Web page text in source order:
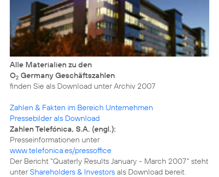
Alle Materialien zu den
O2 Germany Geschäftszahlen
finden Sie als Download unterArchiv 2007
Zahlen & Fakten im Bereich Unternehmen
Pressebilder als Download
Zahlen Telefónica, S.A. (engl.):
www.telefonica.es/pressoffice
Der Bericht "Quaterly Results January - March 2007" steht
unterShareholders & Investors als Download bereit.